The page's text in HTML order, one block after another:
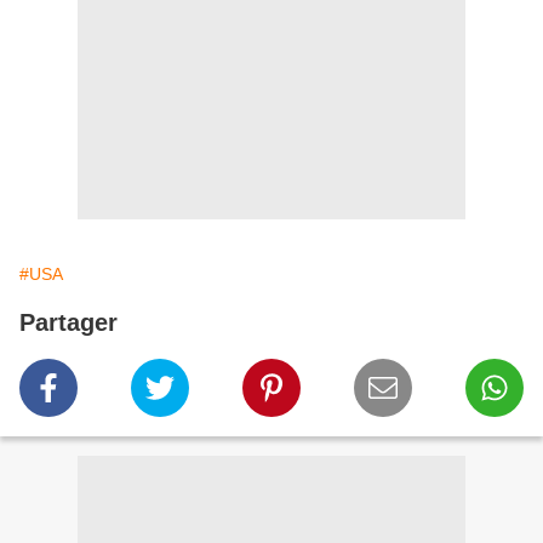
#USA
Partager